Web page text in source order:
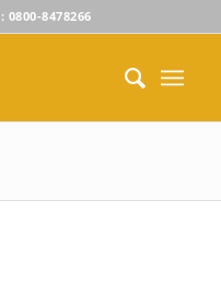
0800-8478266